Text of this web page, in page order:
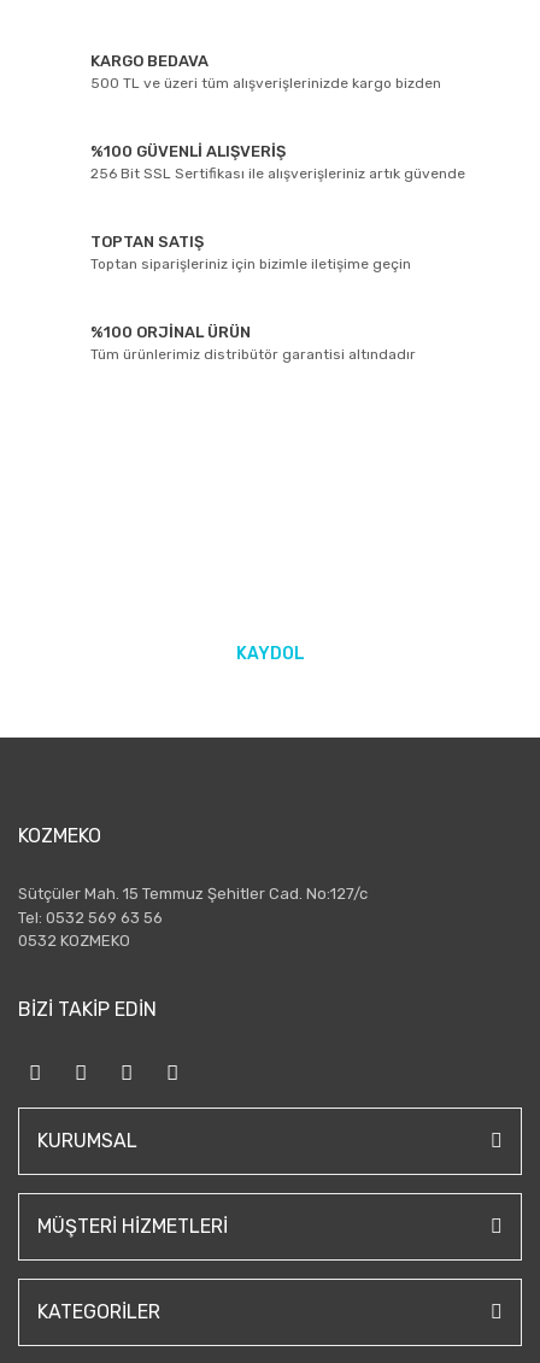
KARGO BEDAVA
500 TL ve üzeri tüm alışverişlerinizde kargo bizden
%100 GÜVENLİ ALIŞVERİŞ
256 Bit SSL Sertifikası ile alışverişleriniz artık güvende
TOPTAN SATIŞ
Toptan siparişleriniz için bizimle iletişime geçin
%100 ORJİNAL ÜRÜN
Tüm ürünlerimiz distribütör garantisi altındadır
KAYDOL
KOZMEKO
Sütçüler Mah. 15 Temmuz Şehitler Cad. No:127/c
Tel: 0532 569 63 56
0532 KOZMEKO
BİZİ TAKİP EDİN
KURUMSAL
MÜŞTERI HIZMETLERI
KATEGORILER